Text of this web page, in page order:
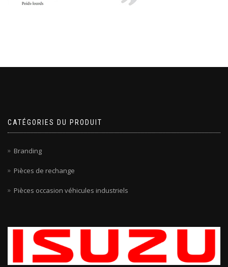
CATÉGORIES DU PRODUIT
Branding
Pièces de rechange
Pièces occasion véhicules industriels